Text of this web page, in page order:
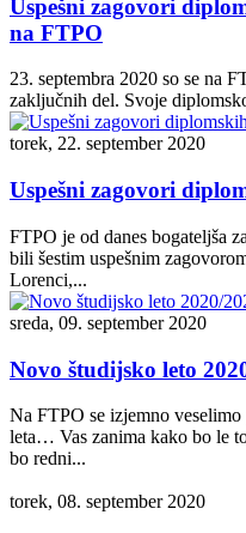
Uspešni zagovori
na FTPO
23. septembra 2020 so se na
zaključnih del. Svoje
torek, 22. september 2020
Uspešni zagovori
FTPO je od danes bogateljša
bili šestim uspešnim
Lorenci,...
sreda, 09. september 2020
Novo študijsko leto
Na FTPO se izjemno
leta… Vas zanima kako bo le
bo redni...
torek, 08. september 2020